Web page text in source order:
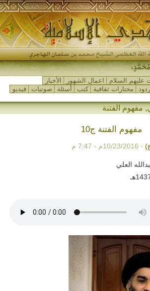
مُحَمَّدٍ،
عليهم السلام اعمال الشهور
الأخبار
مختارات ثقافية كتب أسئلة صوتيات
فيديو
,مفهوم الفتنة
مفهوم الفتنة ج10
- 10/23/2016م - 7:47 م
العلي